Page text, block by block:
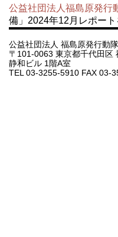
公益社団法人福島原発行
備」2024年12月レポー
公益社団法人 福島原発行動隊
〒101-0063 東京都千代田区
静和ビル 1階A室
TEL 03-3255-5910 FAX 03-